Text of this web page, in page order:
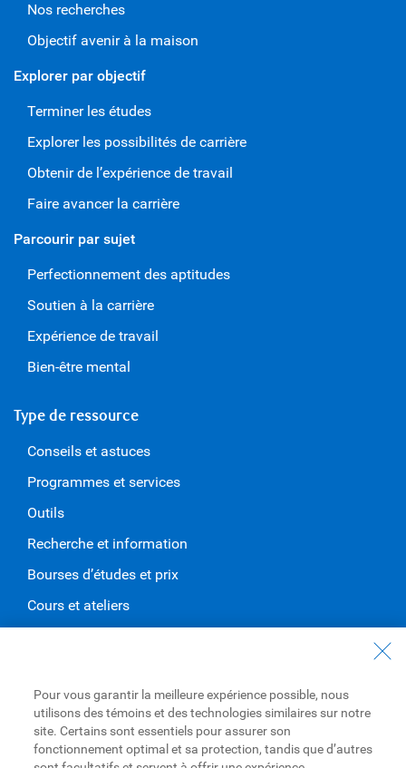
Nos recherches
Objectif avenir à la maison
Explorer par objectif
Terminer les études
Explorer les possibilités de carrière
Obtenir de l’expérience de travail
Faire avancer la carrière
Parcourir par sujet
Perfectionnement des aptitudes
Soutien à la carrière
Expérience de travail
Bien-être mental
Type de ressource
Conseils et astuces
Programmes et services
Outils
Recherche et information
Bourses d’études et prix
Cours et ateliers
Notre compagnie
Notre impact
Pour vous garantir la meilleure expérience possible, nous
utilisons des témoins et des technologies similaires sur notre
site. Certains sont essentiels pour assurer son
fonctionnement optimal et sa protection, tandis que d’autres